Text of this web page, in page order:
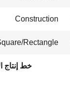
Construction
Rectangle
خط إنتاج